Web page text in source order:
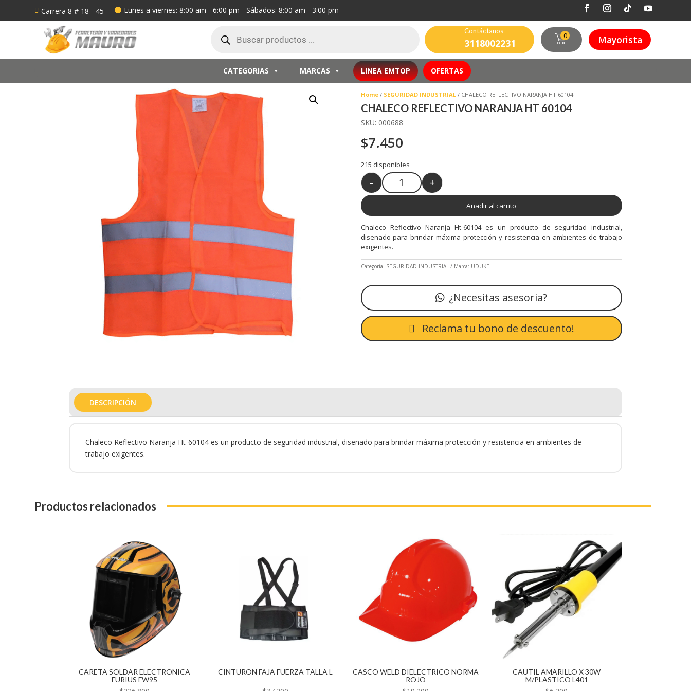
 Carrera 8 # 18 - 45  Lunes a viernes: 8:00 am - 6:00 pm - Sábados: 8:00 am - 3:00 pm
productos
Contáctanos
3118002231
0 Mayorista
CATEGORIAS MARCAS LINEA EMTOP OFERTAS
Home/ SEGURIDAD INDUSTRIAL/ CHALECO REFLECTIVO NARANJA HT 60104
CHALECO REFLECTIVO NARANJA HT 60104
SKU: 000688
$7.450
215 disponibles
Quantity
- +
Añadir al carrito
Chaleco Reflectivo Naranja Ht-60104 es un producto de seguridad industrial,
diseñado para brindar máxima protección y resistencia en ambientes de trabajo
exigentes.
Categoría: SEGURIDAD INDUSTRIAL Marca: UDUKE
¿Necesitas asesoria?
Reclama tu bono de descuento!
DESCRIPCIÓN
Chaleco Reflectivo Naranja Ht-60104 es un producto de seguridad industrial, diseñado para brindar máxima protección y resistencia en ambientes de
trabajo exigentes.
Productos relacionados
CARETA SOLDAR ELECTRONICA
FURIUS FW95
CINTURON FAJA FUERZA TALLA L
CASCO WELD DIELECTRICO NORMA
ROJO
CAUTIL AMARILLO X 30W
M/PLASTICO L401